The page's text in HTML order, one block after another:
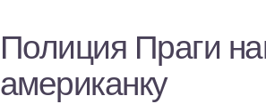
Полиция Праги
американку